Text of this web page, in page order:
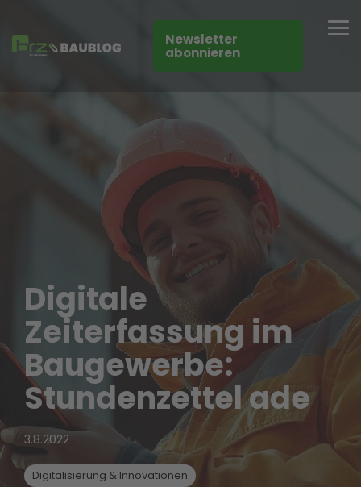
the
main
Newsletter
abonnieren
Digitale
Zeiterfassung im
Baugewerbe:
Stundenzettel ade
3.8.2022
Digitalisierung & Innovationen